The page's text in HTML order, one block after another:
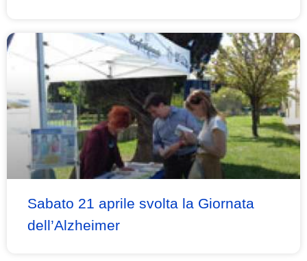
Sabato 21 aprile svolta la Giornata
dell’Alzheimer